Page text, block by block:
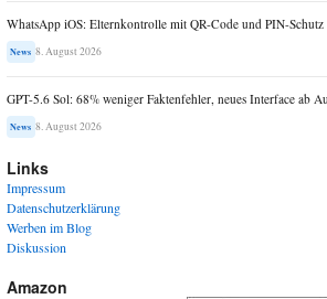
WhatsApp iOS: Elternkontrolle mit QR-Code und PIN-Schutz
News 8. August 2026
GPT-5.6 Sol: 68% weniger Faktenfehler, neues Interface ab
News 8. August 2026
Links
Impressum
Datenschutzerklärung
Werben im Blog
Diskussion
Amazon